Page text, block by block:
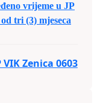
vrijeme u JP
tri (3) mjeseca
VIK Zenica 0603